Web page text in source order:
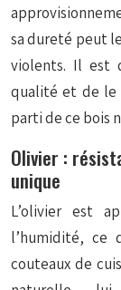
sa dureté peut
violents. Il est
qualité et de le
parti de ce bois
Olivier :
unique
L’olivier est
l’humidité, ce
couteaux de